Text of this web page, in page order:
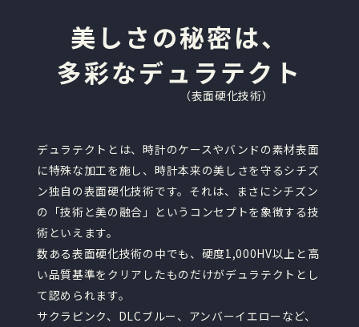
美しさの秘密は、
多彩なデュラテクト
（表面硬化技術）
デュラテクトとは、時計のケースやバンドの素材表面
に特殊な加工を施し、 時計本来の美しさを守るシチズ
ン独自の表面硬化技術です。それは、まさにシチズン
の「技術と美の融合」というコンセプトを象徴する技
術といえます。
数ある表面硬化技術の中でも、硬度1,000HV以上と高
い品質基準を クリア したものだけがデュラテクトとし
て認められます。
サクラピンク、DLCブルー、アンバーイエローなど、